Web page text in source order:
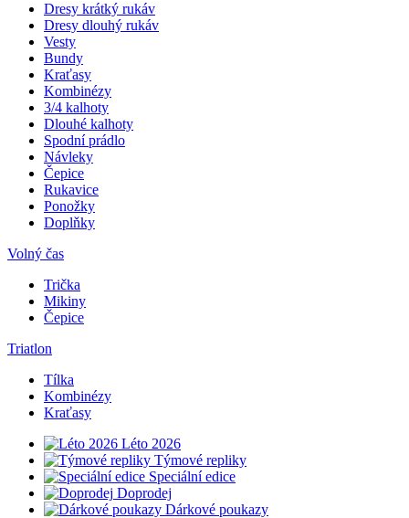
Dresy krátký rukáv
Dresy dlouhý rukáv
Vesty
Bundy
Kraťasy
Kombinézy
3/4 kalhoty
Dlouhé kalhoty
Spodní prádlo
Návleky
Čepice
Rukavice
Ponožky
Doplňky
Volný čas
Trička
Mikiny
Čepice
Triatlon
Tílka
Kombinézy
Kraťasy
Léto 2026
Týmové repliky
Speciální edice
Doprodej
Dárkové poukazy